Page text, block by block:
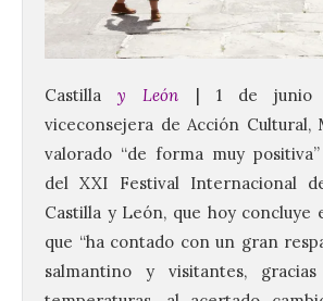
Castillay León | 1 de junio
viceconsejera de Acción Cultural,
valorado “de forma muy
del XXI Festival Internacional
Castilla y León, que hoy concluye
que “ha contado con un gran
salmantino y visitantes,